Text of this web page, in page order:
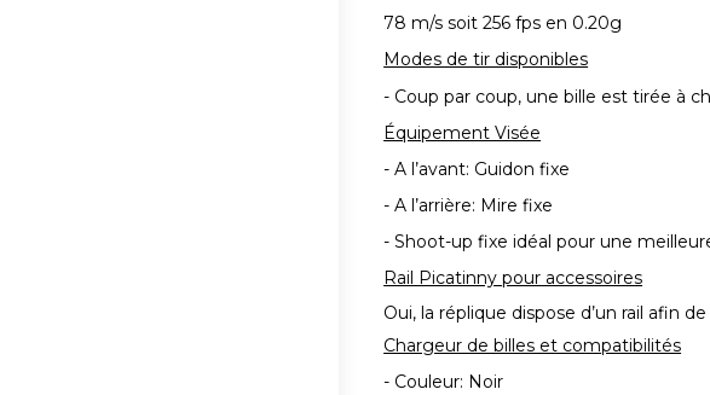
78 m/s soit 256 fps en 0.20g
Modes de tir disponibles
- Coup par coup, une bille est tirée à
Équipement Visée
- A l’avant: Guidon fixe
- A l’arrière: Mire fixe
- Shoot-up fixe idéal pour une
Rail Picatinny pour accessoires
Oui, la réplique dispose d’un rail afin
Chargeur de billes et compatibilités
- Couleur: Noir